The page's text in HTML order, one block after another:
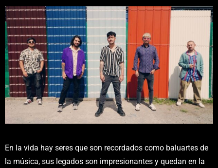
En la vida hay seres que son recordados como baluartes de
la música, sus legados son impresionantes y quedan en la